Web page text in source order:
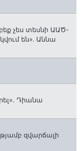
չես տեսնի ԱԱԾ-
են»․ Աննա
Դիանա
զվարճալի